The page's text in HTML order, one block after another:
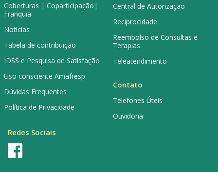
Coberturas | Coparticipação|
Franquia
Notícias
Tabela de contribuição
IDSS e Pesquisa de Satisfação
Uso consciente Amafresp
Dúvidas Frequentes
Política de Privacidade
Central de Autorização
Reciprocidade
Reembolso de Consultas e
Terapias
Teleatendimento
Contato
Telefones Úteis
Ouvidoria
Redes Sociais